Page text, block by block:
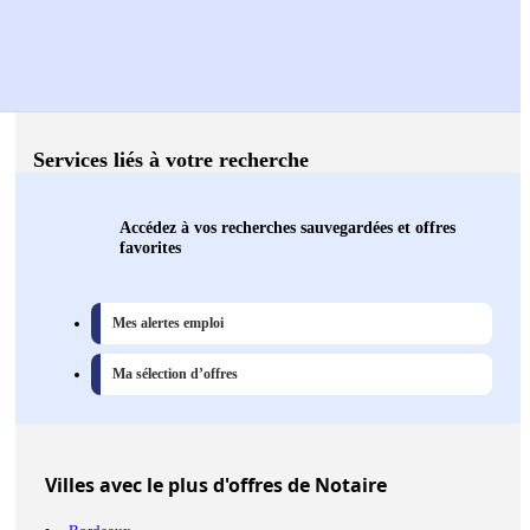
Services liés à votre recherche
Accédez à vos recherches sauvegardées et offres
favorites
Mes alertes emploi
Ma sélection d’offres
Villesavec le plus d'offres de Notaire